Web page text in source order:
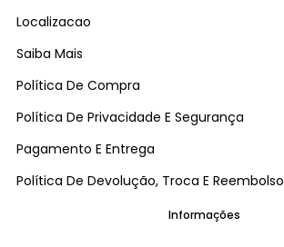
Localizacao
Saiba Mais
Política De Compra
Política De Privacidade E Segurança
Pagamento E Entrega
Política De Devolução, Troca E Reembolso
Informações